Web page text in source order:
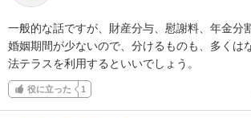
一般的な話ですが、財産分与、慰謝料、年金分
婚姻期間が少ないので、分けるものも、多くは
法テラスを利用するといいでしょう。
役に立った 1